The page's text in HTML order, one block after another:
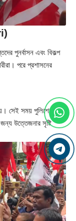
পুনর্বাসন এবং বিকল্প
পরে প্রশাসনের
সেই সময় পুলিশের সঙ্গে
উত্তেজনার সৃষ্টি